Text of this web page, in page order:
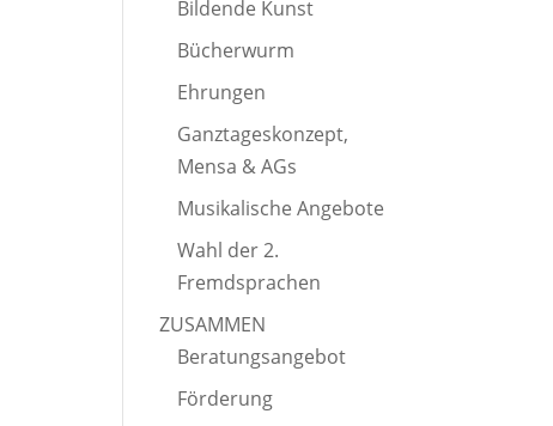
Bildende Kunst
Bücherwurm
Ehrungen
Ganztageskonzept,
Mensa & AGs
Musikalische Angebote
Wahl der 2.
Fremdsprachen
ZUSAMMEN
Beratungsangebot
Förderung